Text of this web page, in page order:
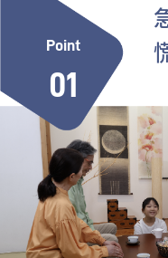
Point
01